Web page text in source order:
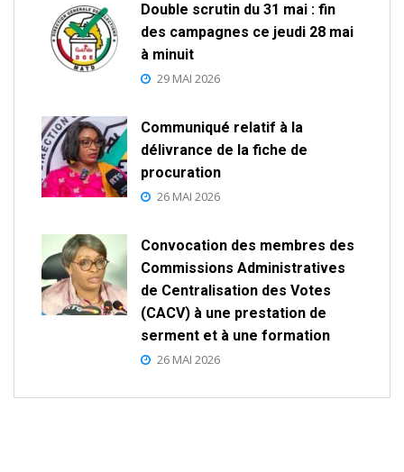
Double scrutin du 31 mai : fin
des campagnes ce jeudi 28 mai
à minuit
29 MAI 2026
Communiqué relatif à la
délivrance de la fiche de
procuration
26 MAI 2026
Convocation des membres des
Commissions Administratives
de Centralisation des Votes
(CACV) à une prestation de
serment et à une formation
26 MAI 2026